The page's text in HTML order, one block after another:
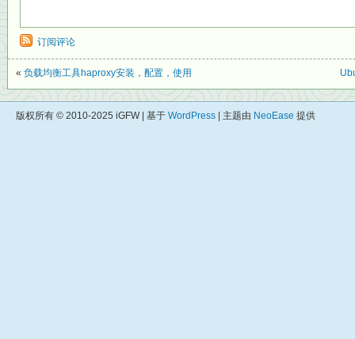
订阅评论
« 负载均衡工具haproxy安装，配置，使用
版权所有 © 2010-2025 iGFW | 基于 WordPress | 主题由 NeoEase 提供